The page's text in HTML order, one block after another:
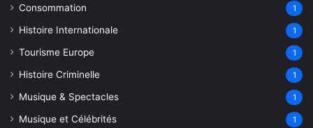
Consommation 1
Histoire Internationale 1
Tourisme Europe 1
Histoire Criminelle 1
Musique & Spectacles 1
Musique et Célébrités 1